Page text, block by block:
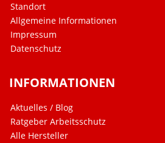
Standort
Allgemeine Informationen
Impressum
Datenschutz
INFORMATIONEN
Aktuelles / Blog
Ratgeber Arbeitsschutz
Alle Hersteller